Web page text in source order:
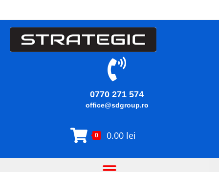
0770 271 574
office@sdgroup.ro
0 0.00 lei